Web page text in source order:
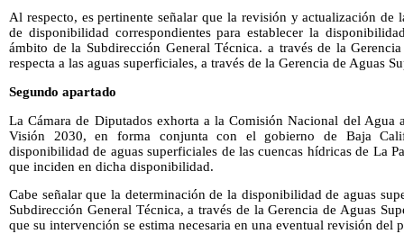
Al respecto, es pertinente señalar que la revisión y actualización de
de disponibilidad correspondientes para establecer la
ámbito de la Subdirección General Técnica. a través de la
respecta a las aguas superficiales, a través de la Gerencia de Aguas
Segundo apartado
La Cámara de Diputados exhorta a la Comisión Nacional del Agua
Visión 2030, en forma conjunta con el gobierno de Baja
disponibilidad de aguas superficiales de las cuencas hídricas de La
que inciden en dicha disponibilidad.
Cabe señalar que la determinación de la disponibilidad de aguas
Subdirección General Técnica, a través de la Gerencia de Aguas
que su intervención se estima necesaria en una eventual revisión del